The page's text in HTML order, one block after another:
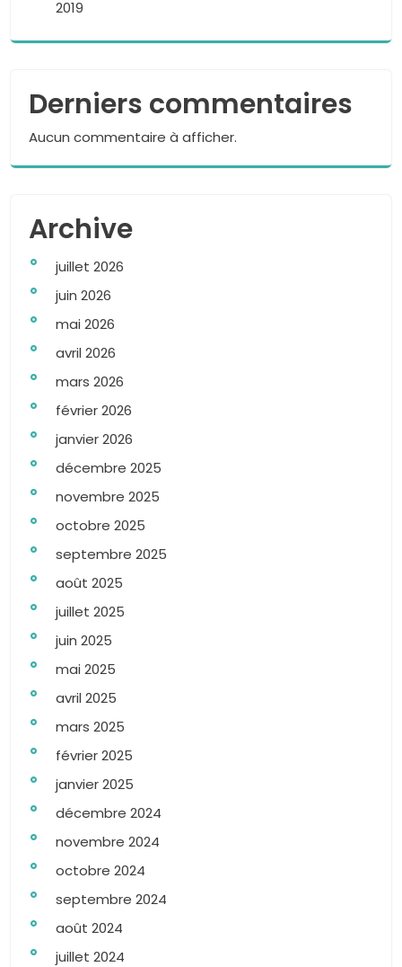
2019
Derniers commentaires
Aucun commentaire à afficher.
Archive
juillet 2026
juin 2026
mai 2026
avril 2026
mars 2026
février 2026
janvier 2026
décembre 2025
novembre 2025
octobre 2025
septembre 2025
août 2025
juillet 2025
juin 2025
mai 2025
avril 2025
mars 2025
février 2025
janvier 2025
décembre 2024
novembre 2024
octobre 2024
septembre 2024
août 2024
juillet 2024